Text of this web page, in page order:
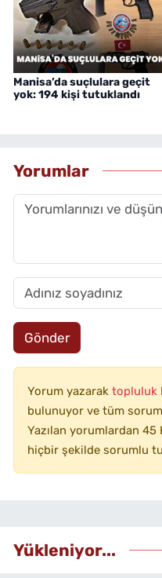
Manisa’da suçlulara geçit
yok: 194 kişi tutuklandı
Yorumlar
Gönder
Yorum yazarak topluluk
bulunuyor ve tüm
Yazılan yorumlardan 45
hiçbir şekilde sorumlu
Yükleniyor...